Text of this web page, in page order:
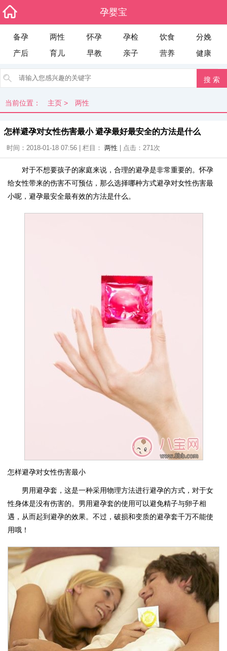
孕婴宝
备孕 两性 怀孕 孕检 饮食
分娩
产后
育儿 早教 亲子 营养 健康
当前位置： 主页 > 两性
怎样避孕对女性伤害最小 避孕最好最安全的方法是什么
时间：2018-01-18 07:56 | 栏目： 两性 | 点击： 271次
对于不想要孩子的家庭来说，合理的避孕是非常重要的。怀孕
给女性带来的伤害不可预估，那么选择哪种方式避孕对女性伤害最
小呢，避孕最安全最有效的方法是什么。
怎样避孕对女性伤害最小
男用避孕套，这是一种采用物理方法进行避孕的方式，对于女
性身体是没有伤害的。男用避孕套的使用可以避免精子与卵子相
遇，从而起到避孕的效果。不过，破损和变质的避孕套千万不能使
用哦！